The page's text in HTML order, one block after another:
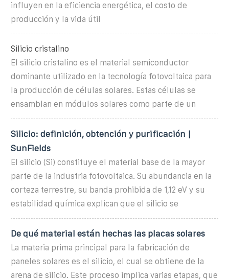
influyen en la eficiencia energética, el costo de
producción y la vida útil
Silicio cristalino
El silicio cristalino es el material semiconductor
dominante utilizado en la tecnología fotovoltaica para
la producción de células solares. Estas células se
ensamblan en módulos solares como parte de un
Silicio: definición, obtención y purificación |
SunFields
El silicio (Si) constituye el material base de la mayor
parte de la industria fotovoltaica. Su abundancia en la
corteza terrestre, su banda prohibida de 1,12 eV y su
estabilidad química explican que el silicio se
De qué material están hechas las placas solares
La materia prima principal para la fabricación de
paneles solares es el silicio, el cual se obtiene de la
arena de silicio. Este proceso implica varias etapas, que